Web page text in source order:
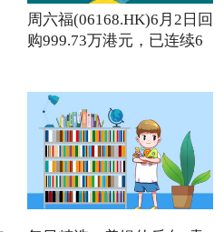
周六福(06168.HK)6月2日回
购999.73万港元，已连续6